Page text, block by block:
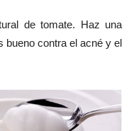
de tomate. Haz una
bueno contra el acné y el